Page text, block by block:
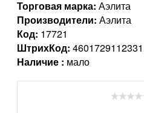
Торговая марка: Аэлита
Производители: Аэлита
Код: 17721
ШтрихКод:
Наличие : мало